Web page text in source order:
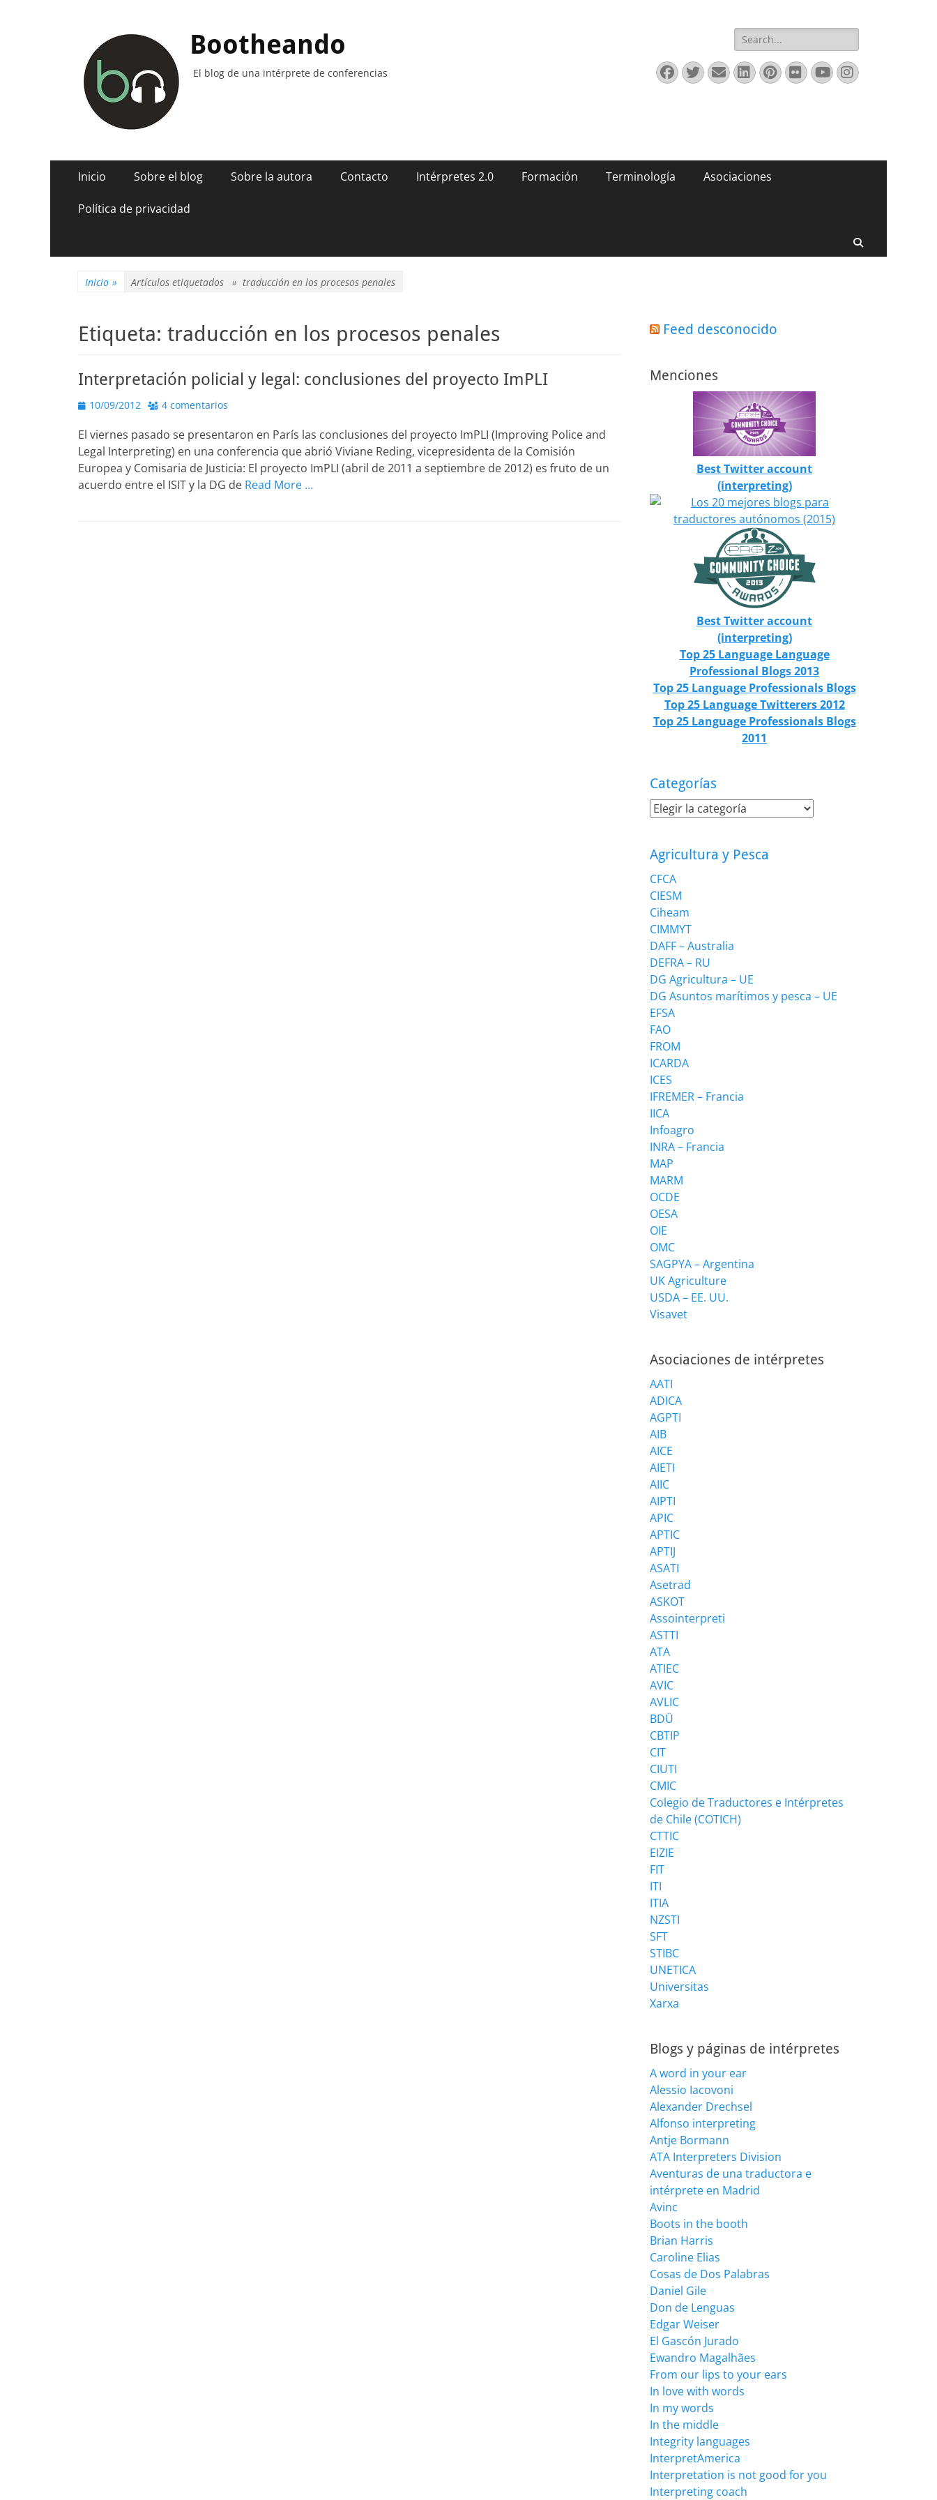
Bootheando
El blog de una intérprete de conferencias
Buscar:
Facebook
Twitter
Correo
electrónico
LinkedIn
Pinterest
FlickrYouTube
Instagram
Menú
Saltar
contenido
Inicio Sobre el blog Sobre la autora Contacto Intérpretes 2.0 Formación Terminología Asociaciones
Política de privacidad
Inicio » Artículos etiquetados » traducción en los procesos penales
Etiqueta: traducción en los procesos penales
Interpretación policial y legal: conclusiones del proyecto ImPLI
Publicado
10/09/2012 4 comentarios
El viernes pasado se presentaron en París las conclusiones del proyecto ImPLI (Improving Police and
Legal Interpreting) en una conferencia que abrió Viviane Reding, vicepresidenta de la Comisión
Europea y Comisaria de Justicia: El proyecto ImPLI (abril de 2011 a septiembre de 2012) es fruto de un
acuerdo entre el ISIT y la DG de Read More …
Feed desconocido
Menciones
Best Twitter account
(interpreting)
Best Twitter account
(interpreting)
Top 25 Language Language
Professional Blogs 2013
Top 25 Language Professionals Blogs
Top 25 Language Twitterers 2012
Top 25 Language Professionals Blogs
2011
Categorías
Categorías
Agricultura y Pesca
CFCA
CIESM
Ciheam
CIMMYT
DAFF – Australia
DEFRA – RU
DG Agricultura – UE
DG Asuntos marítimos y pesca – UE
EFSA
FAO
FROM
ICARDA
ICES
IFREMER – Francia
IICA
Infoagro
INRA – Francia
MAP
MARM
OCDE
OESA
OIE
OMC
SAGPYA – Argentina
UK Agriculture
USDA – EE. UU.
Visavet
Asociaciones de intérpretes
AATI
ADICA
AGPTI
AIB
AICE
AIETI
AIIC
AIPTI
APIC
APTIC
APTIJ
ASATI
Asetrad
ASKOT
Assointerpreti
ASTTI
ATA
ATIEC
AVIC
AVLIC
BDÜ
CBTIP
CIT
CIUTI
CMIC
Colegio de Traductores e Intérpretes
de Chile (COTICH)
CTTIC
EIZIE
FIT
ITI
ITIA
NZSTI
SFT
STIBC
UNETICA
Universitas
Xarxa
Blogs y páginas de intérpretes
A word in your ear
Alessio Iacovoni
Alexander Drechsel
Alfonso interpreting
Antje Bormann
ATA Interpreters Division
Aventuras de una traductora e
intérprete en Madrid
Avinc
Boots in the booth
Brian Harris
Caroline Elias
Cosas de Dos Palabras
Daniel Gile
Don de Lenguas
Edgar Weiser
El Gascón Jurado
Ewandro Magalhães
From our lips to your ears
In love with words
In my words
In the middle
Integrity languages
InterpretAmerica
Interpretation is not good for you
Interpreting coach